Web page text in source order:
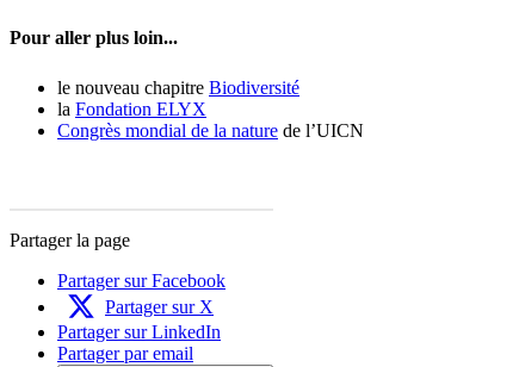
Pour aller plus loin...
le nouveau chapitre Biodiversité
la Fondation ELYX
Congrès mondial de la nature de l’UICN
Partager la page
Partager sur Facebook
Partager sur X
Partager sur LinkedIn
Partager par email